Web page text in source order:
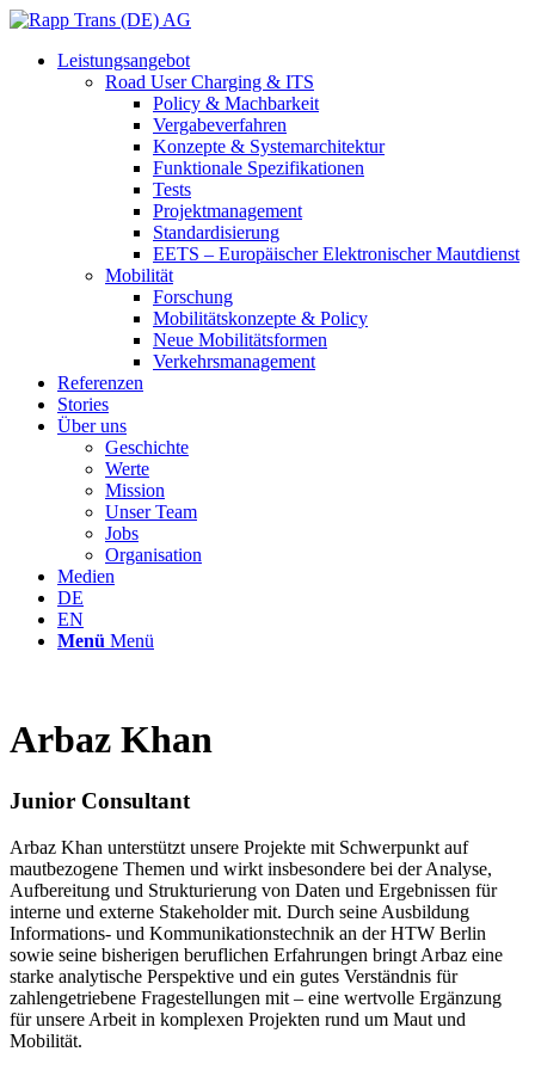
Leistungsangebot
Road User Charging & ITS
Policy & Machbarkeit
Vergabeverfahren
Konzepte & Systemarchitektur
Funktionale Spezifikationen
Tests
Projektmanagement
Standardisierung
EETS – Europäischer Elektronischer Mautdienst
Mobilität
Forschung
Mobilitätskonzepte & Policy
Neue Mobilitätsformen
Verkehrsmanagement
Referenzen
Stories
Über uns
Geschichte
Werte
Mission
Unser Team
Jobs
Organisation
Medien
DE
EN
Menü Menü
Arbaz Khan
Junior Consultant
Arbaz Khan unterstützt unsere Projekte mit Schwerpunkt auf
mautbezogene Themen und wirkt insbesondere bei der Analyse,
Aufbereitung und Strukturierung von Daten und Ergebnissen für
interne und externe Stakeholder mit. Durch seine Ausbildung
Informations- und Kommunikationstechnik an der HTW Berlin
sowie seine bisherigen beruflichen Erfahrungen bringt Arbaz eine
starke analytische Perspektive und ein gutes Verständnis für
zahlengetriebene Fragestellungen mit – eine wertvolle Ergänzung
für unsere Arbeit in komplexen Projekten rund um Maut und
Mobilität.